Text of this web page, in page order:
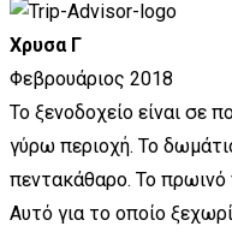
Χρυσα Γ
Φεβρουάριος 2018
Το ξενοδοχείο είναι σε
γύρω περιοχή. Το
πεντακάθαρο. Το πρωινό
Αυτό για το οποίο